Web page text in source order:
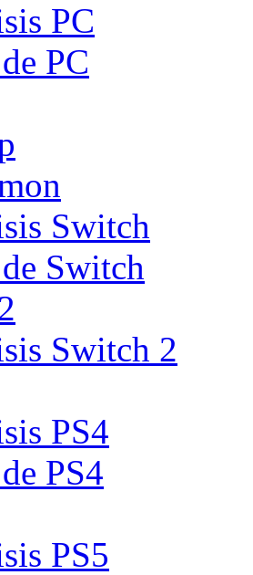
PC
PC
Switch
Switch
Switch 2
PS4
PS4
PS5